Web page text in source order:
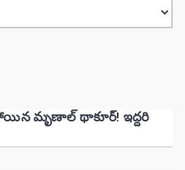
మృణాల్ థాకూర్! ఇద్దరి